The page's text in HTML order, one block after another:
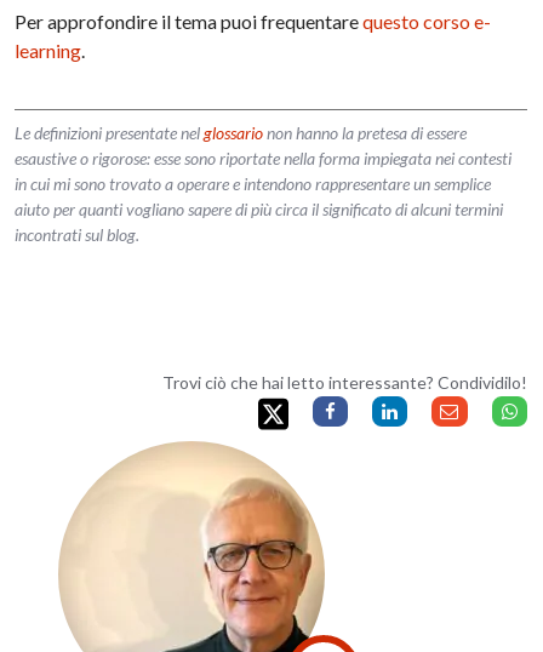
Per approfondire il tema puoi frequentarequesto corso e-
learning.
Le definizioni presentate nelglossarionon hanno la pretesa di essere
esaustive o rigorose: esse sono riportate nella forma impiegata nei contesti
in cui mi sono trovato a operare e intendono rappresentare un semplice
aiuto per quanti vogliano sapere di più circa il significato di alcuni termini
incontrati sul blog.
Trovi ciò che hai letto interessante? Condividilo!